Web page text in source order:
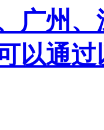
广州
以通